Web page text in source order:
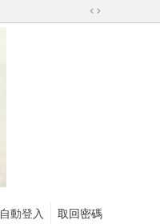
切
自動登入
取回密碼